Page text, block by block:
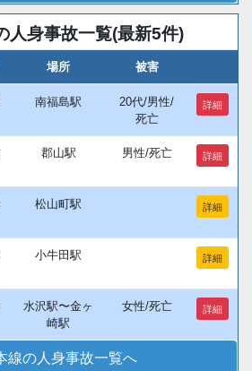
人身事故一覧(最新5件)
場所 被害
南福島駅
20代/男性/
死亡
詳細
郡山駅 男性/死亡 詳細
松山町駅 詳細
小牛田駅 詳細
水沢駅〜金ヶ
崎駅
女性/死亡 詳細
線の人身事故一覧へ